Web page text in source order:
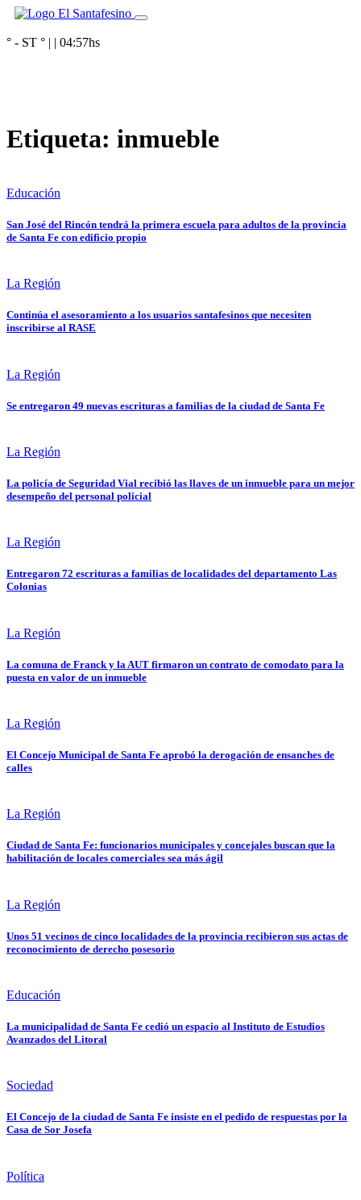
° - ST ° | | 04:57hs
Etiqueta: inmueble
Educación
San José del Rincón tendrá la primera escuela para adultos de la provincia
de Santa Fe con edificio propio
La Región
Continúa el asesoramiento a los usuarios santafesinos que necesiten
inscribirse al RASE
La Región
Se entregaron 49 nuevas escrituras a familias de la ciudad de Santa Fe
La Región
La policía de Seguridad Vial recibió las llaves de un inmueble para un mejor
desempeño del personal policial
La Región
Entregaron 72 escrituras a familias de localidades del departamento Las
Colonias
La Región
La comuna de Franck y la AUT firmaron un contrato de comodato para la
puesta en valor de un inmueble
La Región
El Concejo Municipal de Santa Fe aprobó la derogación de ensanches de
calles
La Región
Ciudad de Santa Fe: funcionarios municipales y concejales buscan que la
habilitación de locales comerciales sea más ágil
La Región
Unos 51 vecinos de cinco localidades de la provincia recibieron sus actas de
reconocimiento de derecho posesorio
Educación
La municipalidad de Santa Fe cedió un espacio al Instituto de Estudios
Avanzados del Litoral
Sociedad
El Concejo de la ciudad de Santa Fe insiste en el pedido de respuestas por la
Casa de Sor Josefa
Política